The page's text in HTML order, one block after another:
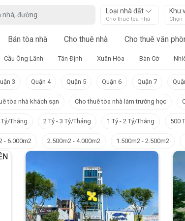
Loại nhà đất
Cho thuê tòa nhà
Khu
Chọn
Bán tòa nhà Cho thuê nhà Cho thuê văn
Cầu Ông Lãnh Tân Định Xuân Hòa Bàn Cờ
3 Quận 4 Quận 5 Quận 6 Quận 7
tòa nhà khách sạn Cho thuê tòa nhà làm trường học
Tỷ/Tháng 2 Tỷ - 3 Tỷ/Tháng 1 Tỷ - 2 Tỷ/Tháng 500
- 6.000m2 2.500m2 - 4.000m2 1.500m2 - 2.500m2